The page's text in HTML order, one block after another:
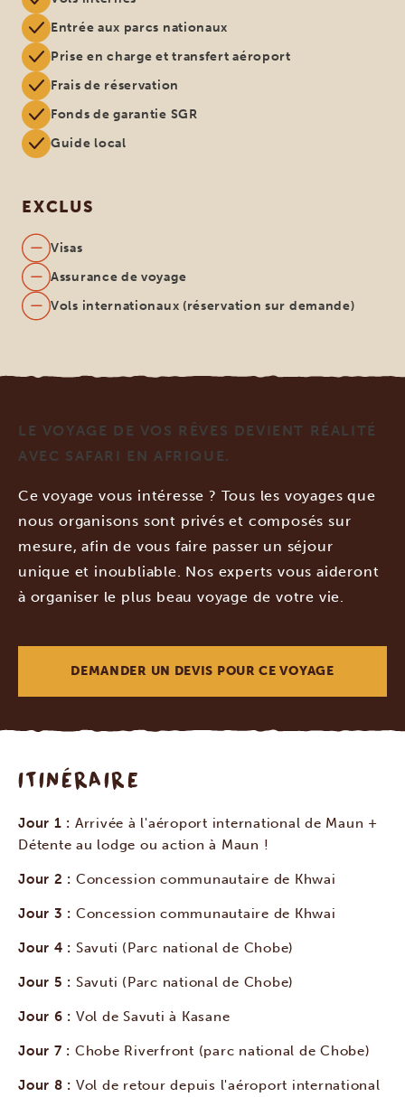
Entrée aux parcs nationaux
Prise en charge et transfert aéroport
Frais de réservation
Fonds de garantie SGR
Guide local
EXCLUS
Visas
Assurance de voyage
Vols internationaux (réservation sur demande)
LE VOYAGE DE VOS RÊVES DEVIENT RÉALITÉ
AVEC SAFARI EN AFRIQUE.
Ce voyage vous intéresse ? Tous les voyages que
nous organisons sont privés et composés sur
mesure, afin de vous faire passer un séjour
unique et inoubliable. Nos experts vous aideront
à organiser le plus beau voyage de votre vie.
DEMANDER UN DEVIS POUR CE VOYAGE
ITINÉRAIRE
Jour 1 : Arrivée à l'aéroport international de Maun +
Détente au lodge ou action à Maun !
Jour 2 : Concession communautaire de Khwai
Jour 3 : Concession communautaire de Khwai
Jour 4 : Savuti (Parc national de Chobe)
Jour 5 : Savuti (Parc national de Chobe)
Jour 6 : Vol de Savuti à Kasane
Jour 7 : Chobe Riverfront (parc national de Chobe)
Jour 8 : Vol de retour depuis l'aéroport international